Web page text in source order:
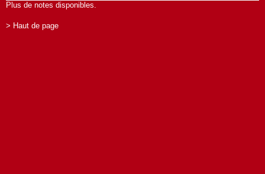
Plus de notes disponibles.
> Haut de page